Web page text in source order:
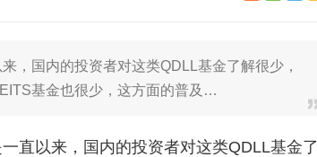
，国内的投资者对这类QDLL基金了解很少，
基金也很少，这方面的普及…
直以来，国内的投资者对这类QDLL基金